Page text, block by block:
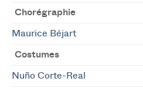
Chorégraphie
Maurice Béjart
Costumes
Nuño Corte-Real